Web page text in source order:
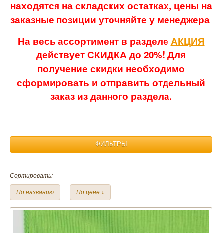
находятся на складских остатках, цены на
заказные позиции уточняйте у менеджера
На весь ассортимент в разделе АКЦИЯ
действует СКИДКА до 20%! Для
получение скидки необходимо
сформировать и отправить отдельный
заказ из данного раздела.
ФИЛЬТРЫ
Материал:
Бамбук Полиэстер
Сортировать:
По названию По цене ↓